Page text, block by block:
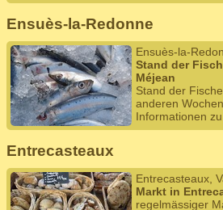
Ensuès-la-Redonne
Ensuès-la-
Stand der
Méjean
Stand der
anderen
Informationen
Entrecasteaux
Entrecasteaux,
Markt in
regelmässiger